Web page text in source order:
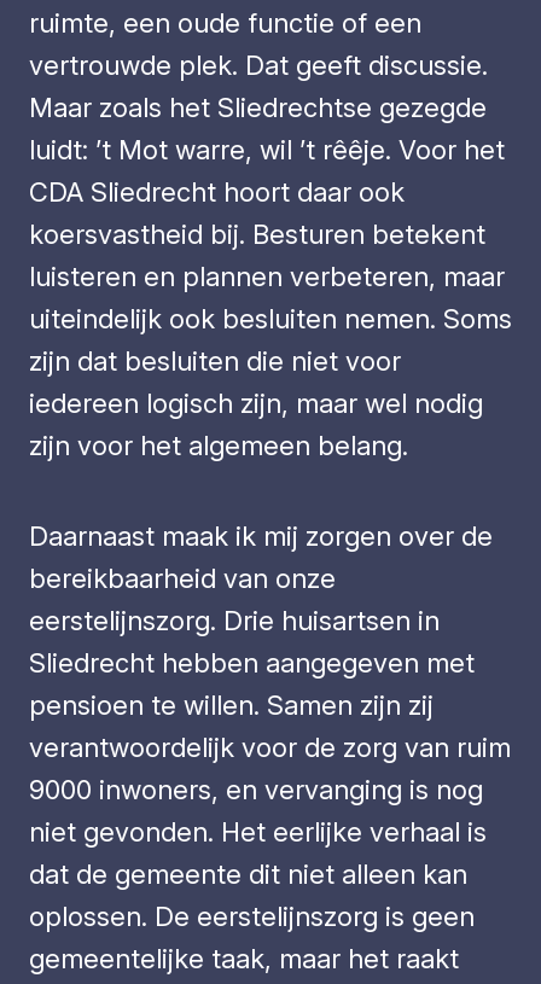
ruimte, een oude functie of een
vertrouwde plek. Dat geeft discussie.
Maar zoals het Sliedrechtse gezegde
luidt: ’t Mot warre, wil ’t rêêje. Voor het
CDA Sliedrecht hoort daar ook
koersvastheid bij. Besturen betekent
luisteren en plannen verbeteren, maar
uiteindelijk ook besluiten nemen. Soms
zijn dat besluiten die niet voor
iedereen logisch zijn, maar wel nodig
zijn voor het algemeen belang.
Daarnaast maak ik mij zorgen over de
bereikbaarheid van onze
eerstelijnszorg. Drie huisartsen in
Sliedrecht hebben aangegeven met
pensioen te willen. Samen zijn zij
verantwoordelijk voor de zorg van ruim
9000 inwoners, en vervanging is nog
niet gevonden. Het eerlijke verhaal is
dat de gemeente dit niet alleen kan
oplossen. De eerstelijnszorg is geen
gemeentelijke taak, maar het raakt